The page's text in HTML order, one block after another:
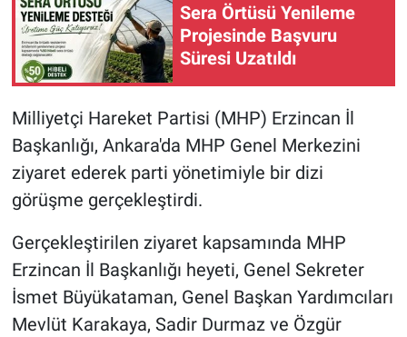
Sera Örtüsü Yenileme
Projesinde Başvuru
Süresi Uzatıldı
Milliyetçi Hareket Partisi (MHP) Erzincan İl
Başkanlığı, Ankara'da MHP Genel Merkezini
ziyaret ederek parti yönetimiyle bir dizi
görüşme gerçekleştirdi.
Gerçekleştirilen ziyaret kapsamında MHP
Erzincan İl Başkanlığı heyeti, Genel Sekreter
İsmet Büyükataman, Genel Başkan Yardımcıları
Mevlüt Karakaya, Sadir Durmaz ve Özgür